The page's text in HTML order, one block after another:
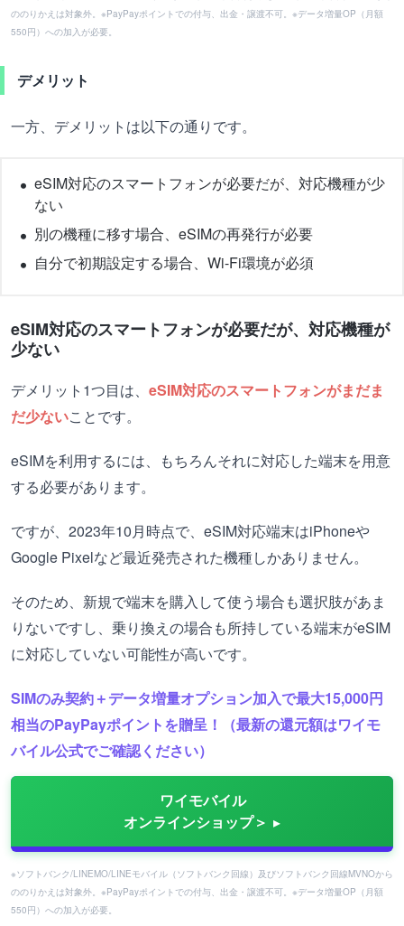
ののりかえは対象外。※PayPayポイントでの付与、出金・譲渡不可。※データ増量OP（月額
550円）への加入が必要。
デメリット
一方、デメリットは以下の通りです。
eSIM対応のスマートフォンが必要だが、対応機種が少
ない
別の機種に移す場合、eSIMの再発行が必要
自分で初期設定する場合、Wi-Fi環境が必須
eSIM対応のスマートフォンが必要だが、対応機種が
少ない
デメリット1つ目は、 eSIM対応のスマートフォンがまだま
だ少ないことです。
eSIMを利用するには、もちろんそれに対応した端末を用意
する必要があります。
ですが、2023年10月時点で、eSIM対応端末はiPhoneや
Google Pixelなど最近発売された機種しかありません。
そのため、新規で端末を購入して使う場合も選択肢があま
りないですし、乗り換えの場合も所持している端末がeSIM
に対応していない可能性が高いです。
SIMのみ契約＋データ増量オプション加入で最大15,000円
相当のPayPayポイントを贈呈！（最新の還元額はワイモ
バイル公式でご確認ください）
ワイモバイル
オンラインショップ＞
※ソフトバンク/LINEMO/LINEモバイル（ソフトバンク回線）及びソフトバンク回線MVNOから
ののりかえは対象外。※PayPayポイントでの付与、出金・譲渡不可。※データ増量OP（月額
550円）への加入が必要。